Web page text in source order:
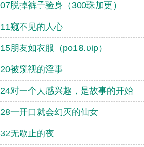
07脱掉裤子验身（300珠加更）
11窥不见的人心
15朋友如衣服（po1⒏υip）
20被窥视的淫事
24对一个人感兴趣，是故事的开始
28一开口就会幻灭的仙女
32无歇止的夜